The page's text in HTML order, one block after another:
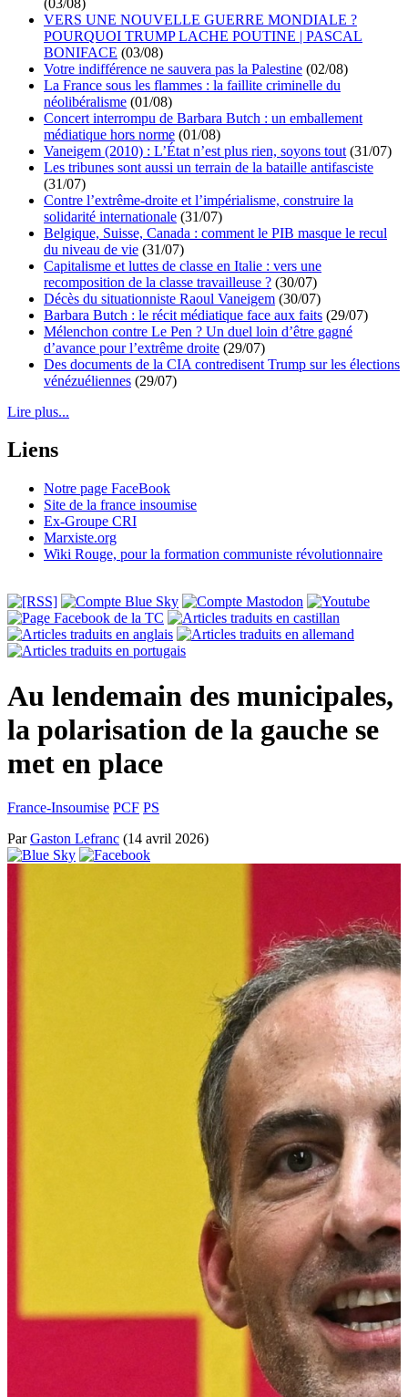
VERS UNE NOUVELLE GUERRE MONDIALE ?
POURQUOI TRUMP LACHE POUTINE | PASCAL
BONIFACE (03/08)
Votre indifférence ne sauvera pas la Palestine (02/08)
La France sous les flammes : la faillite criminelle du
néolibéralisme (01/08)
Concert interrompu de Barbara Butch : un emballement
médiatique hors norme (01/08)
Vaneigem (2010) : L’État n’est plus rien, soyons tout (31/07)
Les tribunes sont aussi un terrain de la bataille antifasciste
(31/07)
Contre l’extrême-droite et l’impérialisme, construire la
solidarité internationale (31/07)
Belgique, Suisse, Canada : comment le PIB masque le recul
du niveau de vie (31/07)
Capitalisme et luttes de classe en Italie : vers une
recomposition de la classe travailleuse ? (30/07)
Décès du situationniste Raoul Vaneigem (30/07)
Barbara Butch : le récit médiatique face aux faits (29/07)
Mélenchon contre Le Pen ? Un duel loin d’être gagné
d’avance pour l’extrême droite (29/07)
Des documents de la CIA contredisent Trump sur les élections
vénézuéliennes (29/07)
Lire plus...
Liens
Notre page FaceBook
Site de la france insoumise
Ex-Groupe CRI
Marxiste.org
Wiki Rouge, pour la formation communiste révolutionnaire
Au lendemain des municipales,
la polarisation de la gauche se
met en place
France-Insoumise PCF PS
ParGaston Lefranc (14 avril 2026)